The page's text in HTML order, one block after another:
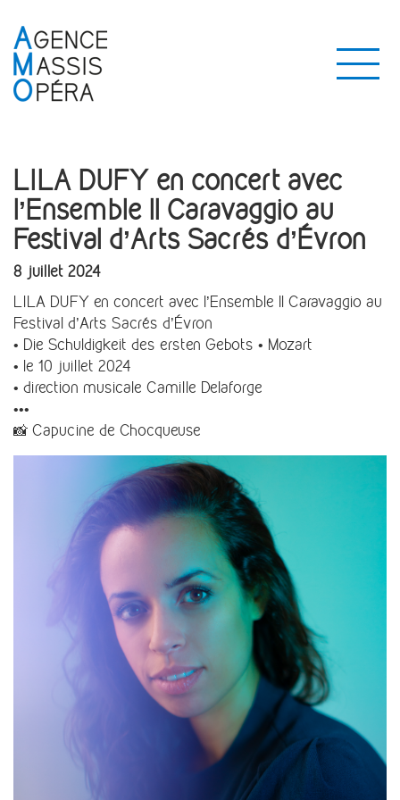
LILA DUFY en concert avec
l’Ensemble Il Caravaggio au
Festival d’Arts Sacrés d’Évron
8 juillet 2024
LILA DUFY en concert avec l’Ensemble Il Caravaggio au
Festival d’Arts Sacrés d’Évron
• Die Schuldigkeit des ersten Gebots • Mozart
• le 10 juillet 2024
• direction musicale Camille Delaforge
•••
📸 Capucine de Chocqueuse